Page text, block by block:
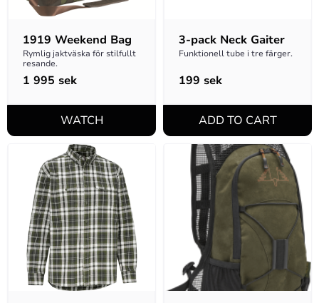
1919 Weekend Bag
Rymlig jaktväska för stilfullt
resande.
1 995 sek
3-pack Neck Gaiter
Funktionell tube i tre färger.
199 sek